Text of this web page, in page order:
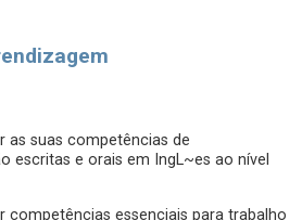
as suas competências de
escritas e orais em IngL~es ao nível
competências essenciais para trabalho